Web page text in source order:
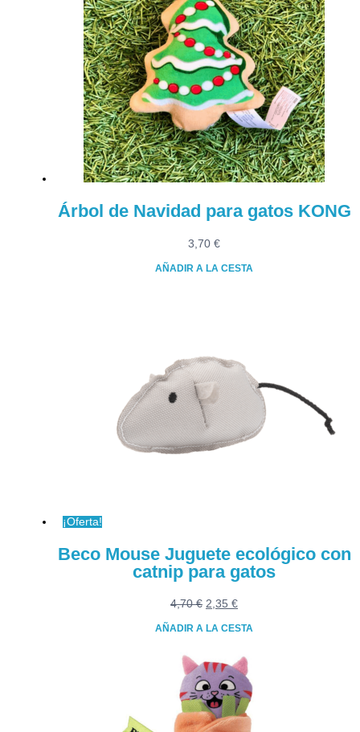
Árbol de Navidad para gatos KONG
3,70 €
AÑADIR A LA CESTA
¡Oferta!
Beco Mouse Juguete ecológico con
catnip para gatos
4,70€ El
4,70 €.
2,35 €El
es:
2,35 €.
AÑADIR A LA CESTA